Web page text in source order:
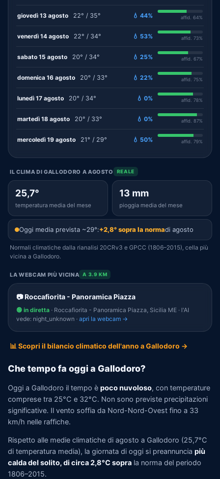
giovedì 13 agosto 22° / 35° 💧 44% affid. 64%
venerdì 14 agosto 22° / 34° 💧 53% affid. 73%
sabato 15 agosto 20° / 34° 💧 25% affid. 67%
domenica 16 agosto 20° / 33° 💧 22% affid. 75%
lunedì 17 agosto 20° / 34° 💧 0% affid. 78%
martedì 18 agosto 20° / 33° 💧 0% affid. 87%
mercoledì 19 agosto 21° / 29° 💧 50% affid. 79%
IL CLIMA DI GALLODORO A AGOSTO REALE
25,7°
temperatura media del mese
13 mm
pioggia media del mese
Oggi media prevista ~29°:+2,8° sopra la normadi agosto
Normali climatiche dalla rianalisi 20CRv3 e GPCC (1806–2015), cella più
vicina a Gallodoro.
LA WEBCAM PIÙ VICINA A 3.9 KM
📷 Roccafiorita - Panoramica Piazza
🟢 in diretta · Roccafiorita - Panoramica Piazza, Sicilia ME · l'AI
vede: night_unknown · apri la webcam →
📊 Scopri il bilancio climatico dell'anno a Gallodoro →
Che tempo fa oggi a Gallodoro?
Oggi a Gallodoro il tempo è poco nuvoloso, con temperature
comprese tra 25°C e 32°C. Non sono previste precipitazioni
significative. Il vento soffia da Nord-Nord-Ovest fino a 33
km/h nelle raffiche.
Rispetto alle medie climatiche di agosto a Gallodoro (25,7°C
di temperatura media), la giornata di oggi si preannuncia più
calda del solito, di circa 2,8°C sopra la norma del periodo
1806–2015.